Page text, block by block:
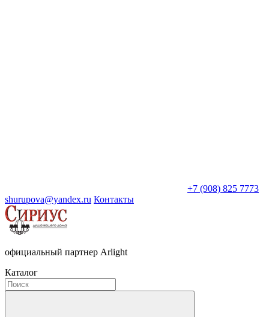
+7 (908) 825 7773
shurupova@yandex.ru Контакты
официальный партнер Arlight
Каталог